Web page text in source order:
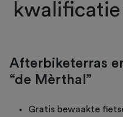
Afterbiketerras
“de Mèrthal”
Gratis bewaakte